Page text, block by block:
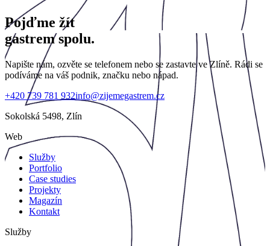
Pojďme žít
gastrem spolu.
Napište nám, ozvěte se telefonem nebo se zastavte ve Zlíně. Rádi se
podíváme na váš podnik, značku nebo nápad.
+420 739 781 932info@zijemegastrem.cz
Sokolská 5498, Zlín
Web
Služby
Portfolio
Case studies
Projekty
Magazín
Kontakt
Služby